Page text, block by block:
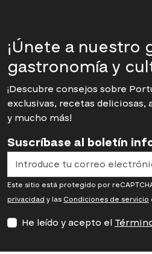
¡Únete a nuestro
gastronomía y
¡Descubre consejos sobre
exclusivas, recetas
y mucho más!
Suscríbase al boletín
Este sitio está protegido por
privacidad y las Condiciones de servicio
He leído y acepto el